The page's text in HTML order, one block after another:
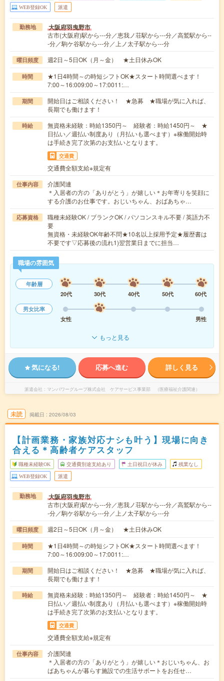
WEB登録OK 派遣
勤務地 大阪府羽曳野市
古市(大阪府)駅から---分／恵我ノ荘駅から---分／高鷲駅から--
-分／駒ケ谷駅から---分／上ノ太子駅から---分
曜日頻度 週2日～5日OK（月～金） ★土日休みOK
時間
★1日4時間～の時短シフトOK★スタート時間選べます！
7:00～16:009:00～17:0011:…
期間
開始日はご相談ください！ ★急募 ★職場が気に入れば、
長期でも働けます！
時給
無資格未経験：時給1350円～ 経験者：時給1450円～ ★
日払い／週払い制度あり（月払いも選べます）※稼働開始時
は手続き完了次第のお支払いとなります。
交通費
交通費全額支給※規定有
仕事内容
介護関連
＊入居者の方の「ありがとう」が嬉しい＊お年寄りを笑顔に
する介護のお仕事です。おじいちゃん、おばあちゃ…
応募資格
職種未経験OK / ブランクOK / パソコンスキル不要 / 英語力不
要
無資格・未経験OK年齢不問★10名以上採用予定★履歴書は
不要です▽応募後の流れ1)翌営業日までに担当…
職場の雰囲気
年齢層
20代
30代 40代 50代
60代
男女比率
女性
男性
もっと見る
気になる! 応募へ進む 詳しく見る
派遣会社 マンパワーグループ株式会社 ケアサービス事業部 （医療福祉介護関連）
未読 掲載日 2026/08/03
【計画業務・家族対応ナシも叶う】現場に向き
合える＊高齢者ケアスタッフ
職種未経験OK 交通費別途支給あり 土日祝日が休み 残業なし
WEB登録OK 派遣
勤務地 大阪府羽曳野市
古市(大阪府)駅から---分／恵我ノ荘駅から---分／高鷲駅から--
-分／駒ケ谷駅から---分／上ノ太子駅から---分
曜日頻度 週2日～5日OK（月～金） ★土日休みOK
時間
★1日4時間～の時短シフトOK★スタート時間選べます！
7:00～16:009:00～17:0011:…
期間
開始日はご相談ください！ ★急募 ★職場が気に入れば、
長期でも働けます！
時給
無資格未経験：時給1350円～ 経験者：時給1450円～ ★
日払い／週払い制度あり（月払いも選べます）※稼働開始時
は手続き完了次第のお支払いとなります。
交通費
交通費全額支給※規定有
仕事内容
介護関連
＊入居者の方の「ありがとう」が嬉しい＊おじいちゃん、お
ばあちゃんが暮らす施設での生活サポートをお任せ…